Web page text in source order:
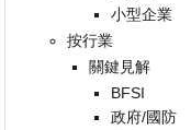
小型企業
按行業
關鍵見解
BFSI
政府/國防